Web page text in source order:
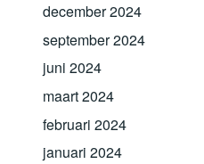
december 2024
september 2024
juni 2024
maart 2024
februari 2024
januari 2024